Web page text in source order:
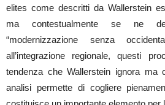
elites come descritti da Wallerstein
ma contestualmente se ne
“modernizzazione senza
all’integrazione regionale, questi
tendenza che Wallerstein ignora ma
analisi permette di cogliere